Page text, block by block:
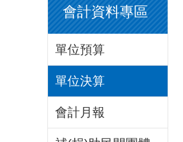
會計資料專區
單位預算
單位決算
會計月報